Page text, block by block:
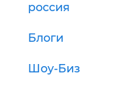
россия
Блоги
Шоу-Биз